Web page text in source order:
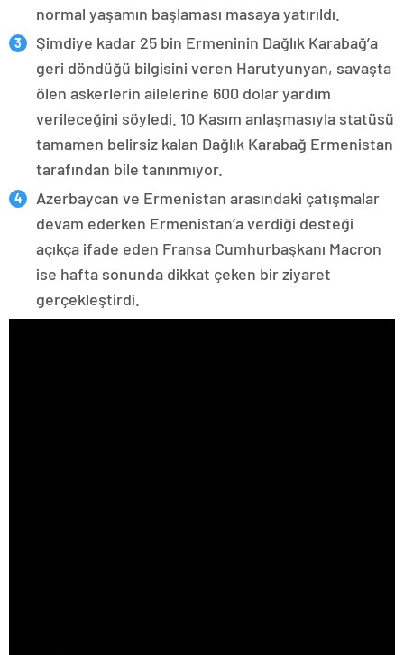
normal yaşamın başlaması masaya yatırıldı.
Şimdiye kadar 25 bin Ermeninin Dağlık Karabağ’a
geri döndüğü bilgisini veren Harutyunyan, savaşta
ölen askerlerin ailelerine 600 dolar yardım
verileceğini söyledi. 10 Kasım anlaşmasıyla statüsü
tamamen belirsiz kalan Dağlık Karabağ Ermenistan
tarafından bile tanınmıyor.
Azerbaycan ve Ermenistan arasındaki çatışmalar
devam ederken Ermenistan’a verdiği desteği
açıkça ifade eden Fransa Cumhurbaşkanı Macron
ise hafta sonunda dikkat çeken bir ziyaret
gerçekleştirdi.